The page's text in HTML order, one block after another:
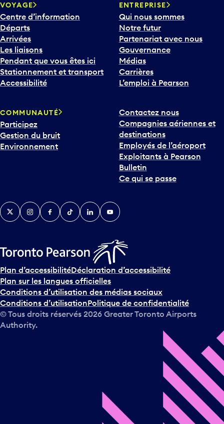
VOYAGE
Centre d’information
Départs
Arrivées
Les liaisons
Pendant que vous êtes ici
Stationnement et transport
Accessibilité
ENTREPRISE
Qui nous sommes
Notre futur
Partenariat avec nous
Gouvernance
Médias
Carrières
L’emploi à Pearson
COMMUNAUTÉ
Participez
Gestion du bruit
Environnement
Contactez nous
Compagnies aériennes et
destinations
Employés de l’aéroport
Exploitants à Pearson
Bulletin
Ce qui se passe
TwitterInstagramFacebook
TikTokLinkedInYouTube
Plan d’accessibilitéDéclaration d’accessibilité
Plan sur les langues officielles
Conditions d’utilisation des médias sociaux
Conditions d’utilisationPolitique de confidentialité
© Tous droits réservés 2026 Greater Toronto Airports
Authority.